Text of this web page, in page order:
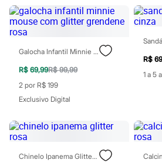
Sungas
Personagens
Bluey
Disney
Hello Kitty
Minecraft
Naruto
Patrulha Canina
Sonic
Beleza
Kits
Novidades
Galocha Infantil Minnie Mouse Com Glitter Grendene Rosa
R$ 69,99R$ 99,99
2 por R$ 199
Exclusivo Digital
R$
1 a 5
Chinelo Ipanema Glitter Rosa